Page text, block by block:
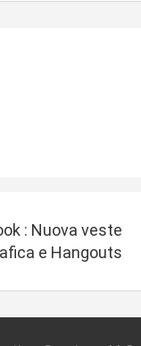
: Nuova veste
e Hangouts